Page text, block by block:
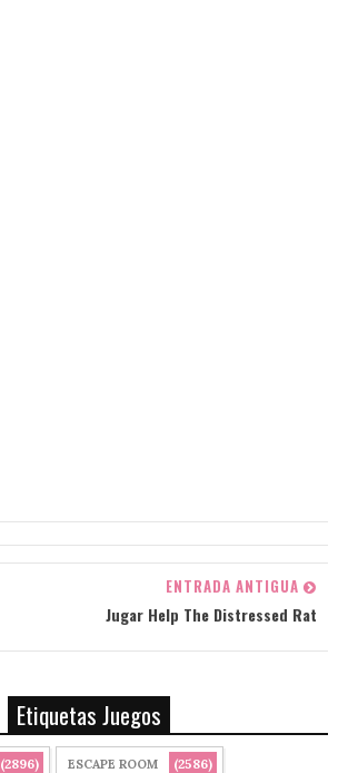
ENTRADA ANTIGUA
Jugar Help The Distressed Rat
Etiquetas Juegos
(2896) ESCAPE ROOM (2586)